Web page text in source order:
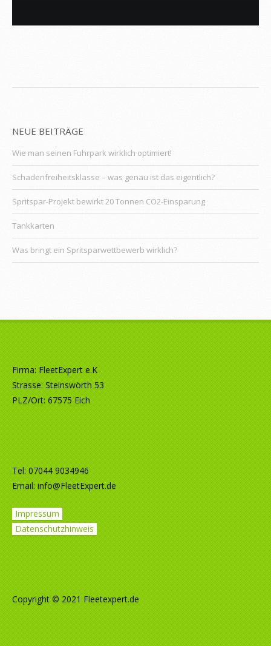
NEUE BEITRÄGE
Wie man seinen Fuhrpark wirklich optimiert!
Schadenfreiheitsklasse – was genau ist das eigentlich?
Spritspar-Projekt bewirkt 20 Tonnen CO2-Einsparung
Tankkarten
Was bringt ein Spritsparwettbewerb wirklich?
Firma: FleetExpert e.K
Strasse: Steinswörth 53
PLZ/Ort: 67575 Eich
Tel: 07044 9034946
Email:info@FleetExpert.de
Impressum
Datenschutzhinweis
Copyright © 2021 Fleetexpert.de